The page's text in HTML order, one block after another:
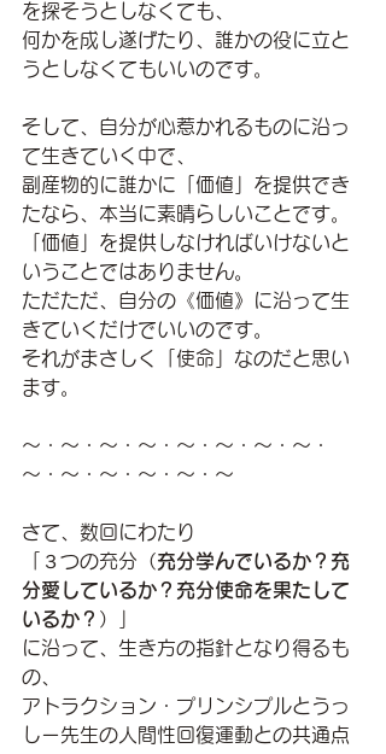
を探そうとしなくても、
何かを成し遂げたり、誰かの役に立と
うとしなくてもいいのです。
そして、自分が心惹かれるものに沿っ
て生きていく中で、
副産物的に誰かに「価値」を提供でき
たなら、本当に素晴らしいことです。
「価値」を提供しなければいけないと
いうことではありません。
ただただ、自分の《価値》に沿って生
きていくだけでいいのです。
それがまさしく「使命」なのだと思い
ます。
～・～・～・～・～・～・～・～・
～・～・～・～・～・～
さて、数回にわたり
「３つの充分（充分学んでいるか？充
分愛しているか？充分使命を果たして
いるか？ ）」
に沿って、生き方の指針となり得るも
の、
アトラクション・プリンシプルとうっ
しー先生の人間性回復運動との共通点